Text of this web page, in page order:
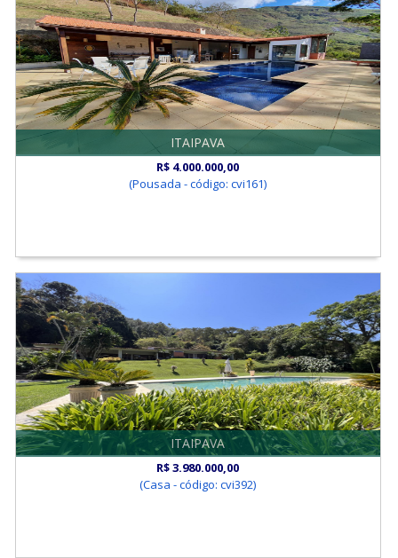
ITAIPAVA
R$ 4.000.000,00
(Pousada - código: cvi161)
ITAIPAVA
R$ 3.980.000,00
(Casa - código: cvi392)